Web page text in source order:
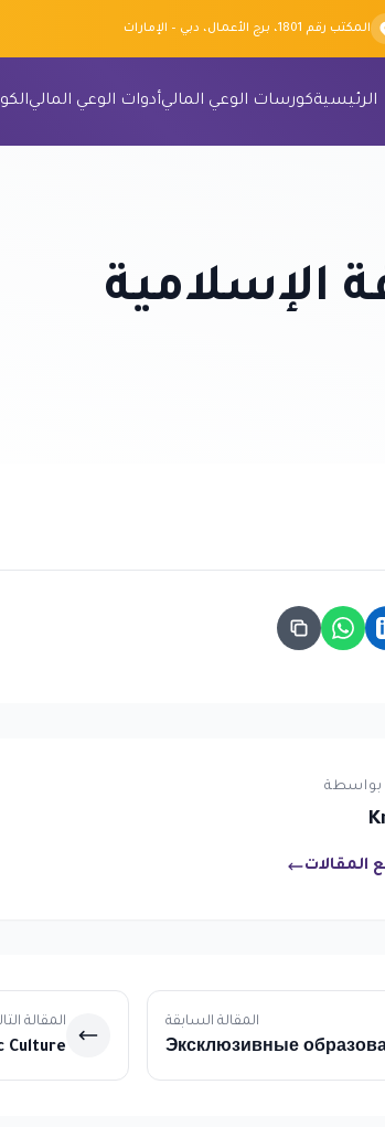
المكتب رقم 1801، برج الأعمال، دبي – الإمارات
الرئيسيةكورسات الوعي الماليأدوات الوعي المالي
الإسلامية
بواسطة
المقالات
المقالة السابقة
Эксклюзивные
المقالة
Culture